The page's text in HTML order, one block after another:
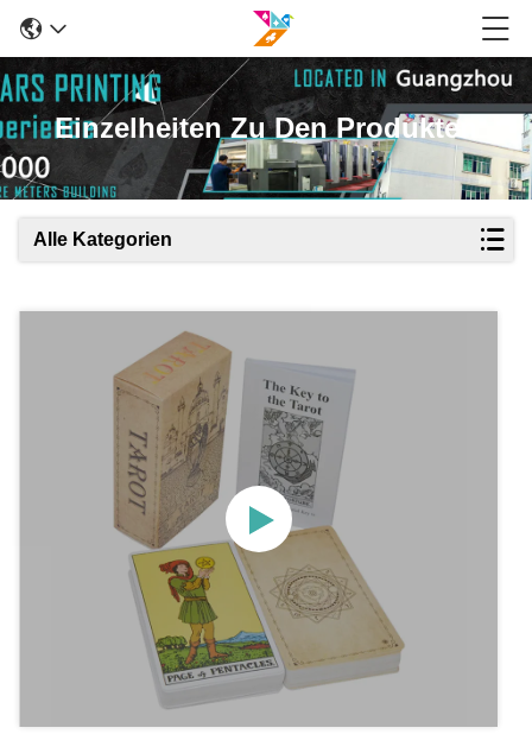
Einzelheiten Zu Den Produkten
Alle Kategorien